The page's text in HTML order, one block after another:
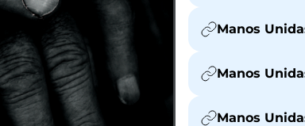
Manos
Manos
Manos